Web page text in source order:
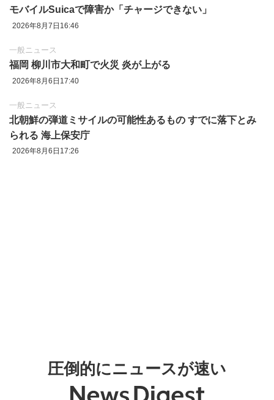
モバイルSuicaで障害か「チャージできない」
2026年8月7日16:46
一般ニュース
福岡 柳川市大和町で火災 炎が上がる
2026年8月6日17:40
一般ニュース
北朝鮮の弾道ミサイルの可能性あるもの すでに落下とみ
られる 海上保安庁
2026年8月6日17:26
圧倒的にニュースが速い